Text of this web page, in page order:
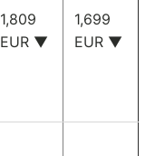
1,809
EUR ▼
1,699
EUR ▼